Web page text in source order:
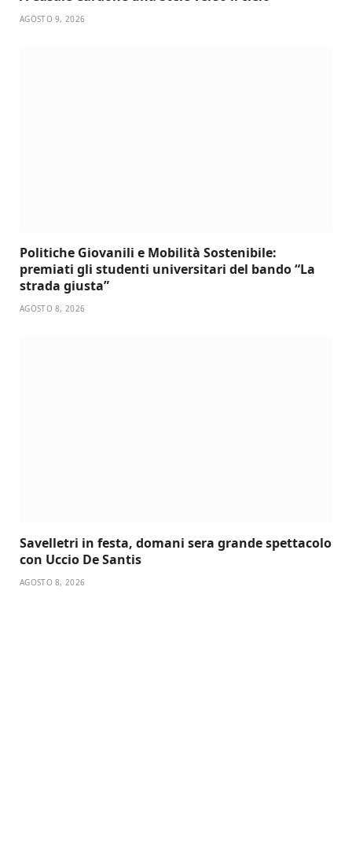
AGOSTO 9, 2026
Politiche Giovanili e Mobilità Sostenibile:
premiati gli studenti universitari del bando “La
strada giusta”
AGOSTO 8, 2026
Savelletri in festa, domani sera grande spettacolo
con Uccio De Santis
AGOSTO 8, 2026